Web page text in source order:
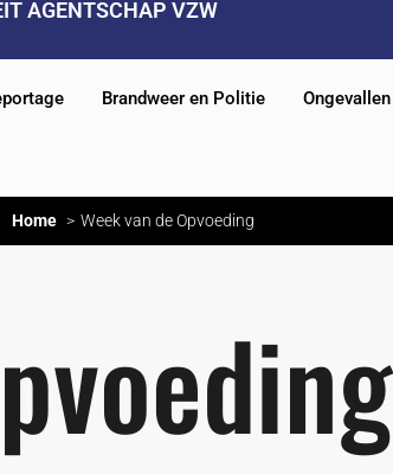
AGENTSCHAP VZW
Brandweer en Politie Ongevallen
Home Week van de Opvoeding